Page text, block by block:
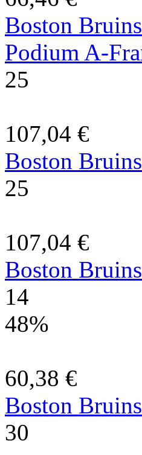
Boston
Podium A-
25
107,04 €
Boston
25
107,04 €
Boston
14
48%
60,38 €
Boston
30